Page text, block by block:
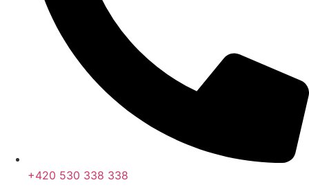
+420 530 338 338